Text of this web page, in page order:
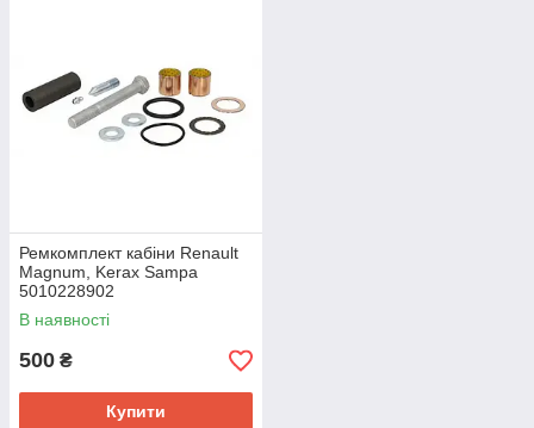
Ремкомплект кабіни Renault
Magnum, Kerax Sampa
5010228902
В наявності
500 ₴
Купити